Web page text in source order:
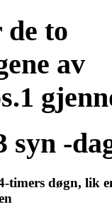
to
av
syn -
timers døgn, lik